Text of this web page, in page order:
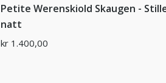
Petite Werenskiold Skaugen -
natt
kr1.400,00